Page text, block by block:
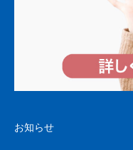
お知らせ